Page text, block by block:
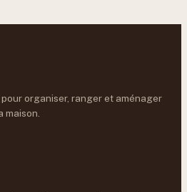
organiser, ranger et aménager
maison.